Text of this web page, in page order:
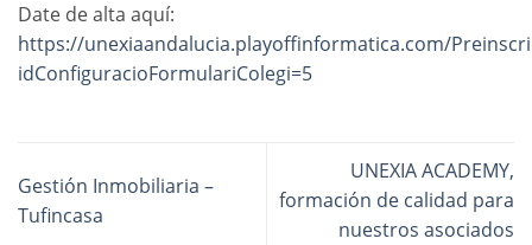
Date de alta aquí:
https://unexiaandalucia.playoffinformatica.com/
idConfiguracioFormulariColegi=5
Gestión Inmobiliaria –
Tufincasa
UNEXIA ACADEMY,
formación de calidad para
nuestros asociados